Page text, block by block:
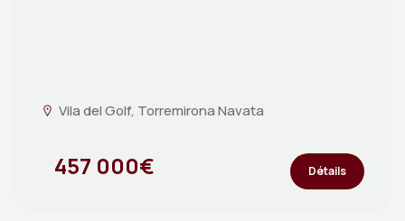
Vila del Golf, Torremirona Navata
457 000€ Détails